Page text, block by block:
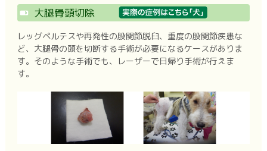
大腿骨頭切除
レッグペルテスや再発性の股関節脱臼、重度の股関節疾患な
ど、大腿骨の頭を切断する手術が必要になるケースがありま
す。そのような手術でも、レーザーで日帰り手術が行えま
す。